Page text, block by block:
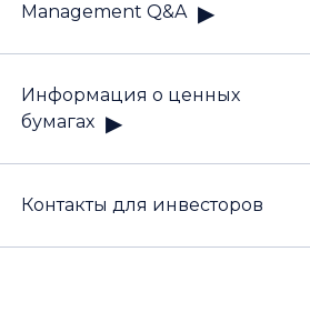
Management Q&A
Информация о ценных
бумагах
Контакты для инвесторов